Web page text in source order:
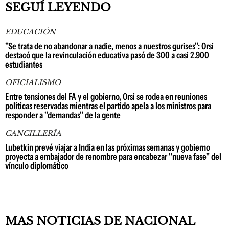
SEGUÍ LEYENDO
EDUCACIÓN
"Se trata de no abandonar a nadie, menos a nuestros gurises": Orsi
destacó que la revinculación educativa pasó de 300 a casi 2.900
estudiantes
OFICIALISMO
Entre tensiones del FA y el gobierno, Orsi se rodea en reuniones
políticas reservadas mientras el partido apela a los ministros para
responder a "demandas" de la gente
CANCILLERÍA
Lubetkin prevé viajar a India en las próximas semanas y gobierno
proyecta a embajador de renombre para encabezar "nueva fase" del
vínculo diplomático
MAS NOTICIAS DE NACIONAL